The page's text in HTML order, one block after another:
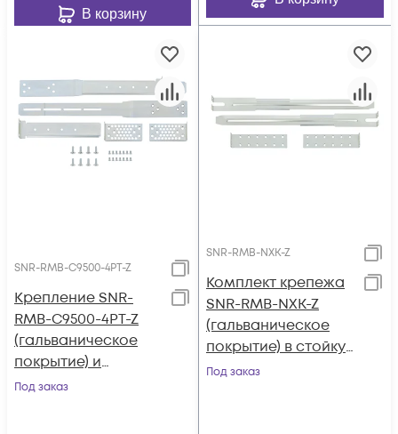
В корзину
SNR-RMB-C9500-4PT-Z
Крепление SNR-
RMB-C9500-4PT-Z
(гальваническое
покрытие) и
направляющие для
Под заказ
SNR-RMB-NXK-Z
Комплект крепежа
SNR-RMB-NXK-Z
(гальваническое
покрытие) в стойку
для коммутаторов
Под заказ